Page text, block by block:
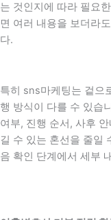
는 것인지에 따라 필요
면 여러 내용을 보더라
다.
특히 sns마케팅는 겉으
행 방식이 다를 수 있습
여부, 진행 순서, 사후
길 수 있는 혼선을 줄일
음 확인 단계에서 세부